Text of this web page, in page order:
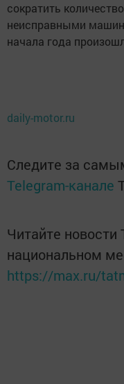
сократить
неисправными
начала года
daily-motor.ru
Следите за
Telegram-канале
Читайте новости
национальном
https://max.ru/